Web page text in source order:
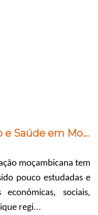
Dinâmicas de População e Saúde em Moçambique
moçambicana tem
pouco estudadas e
económicas, sociais,
regi...